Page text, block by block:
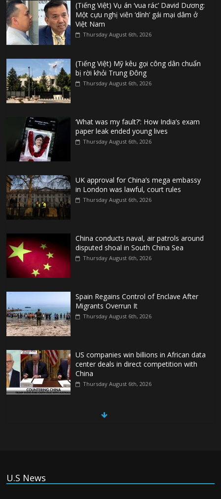
(Tiếng Việt) Vụ án ‘vua rác’ David Dương:
Một cựu nghị viên ‘dính’ gái mại dâm ở
Việt Nam
Thursday August 6th, 2026
(Tiếng Việt) Mỹ kêu gọi công dân chuẩn
bị rời khỏi Trung Đông
Thursday August 6th, 2026
‘What was my fault?’: How India’s exam
paper leak ended young lives
Thursday August 6th, 2026
UK approval for China’s mega embassy
in London was lawful, court rules
Thursday August 6th, 2026
China conducts naval, air patrols around
disputed shoal in South China Sea
Thursday August 6th, 2026
Spain Regains Control of Enclave After
Migrants Overrun It
Thursday August 6th, 2026
US companies win billions in African data
center deals in direct competition with
China
Thursday August 6th, 2026
China, Russia, Iran and North Korea
U.S News